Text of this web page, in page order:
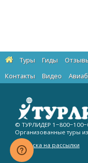
Туры Гиды
Контакты
Видео
© ТУРЛИДЕР
Организованные туры
Подписка на рассылки